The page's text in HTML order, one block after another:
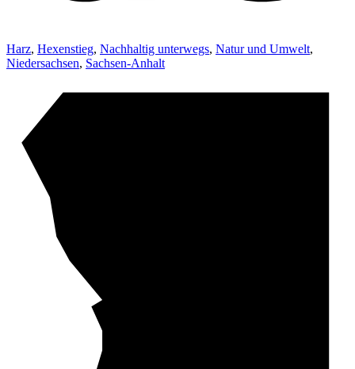
Harz, Hexenstieg, Nachhaltig unterwegs, Natur und Umwelt,
Niedersachsen, Sachsen-Anhalt